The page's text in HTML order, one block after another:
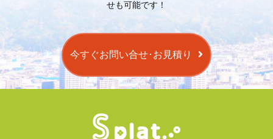
せも可能です！
今すぐお問い合せ･お見積り